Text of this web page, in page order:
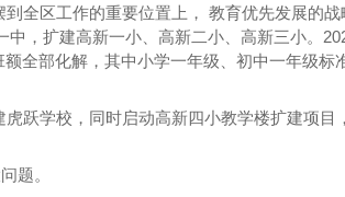
全区工作的重要位置上， 教育优先发展的
，扩建高新一小、高新二小、高新三小。
全部化解，其中小学一年级、初中一年级标
跃学校，同时启动高新四小教学楼扩建项目
题。